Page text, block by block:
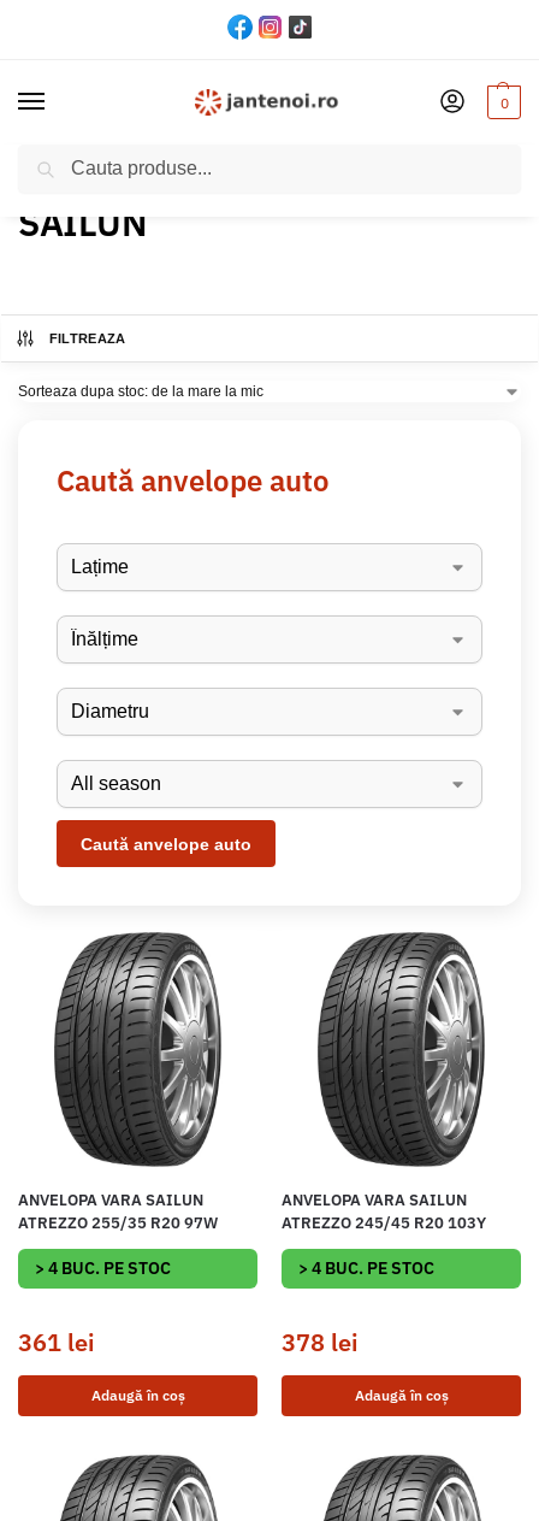
0
Acasă Produs Brand anvelopa
SAILUN
FILTREAZA
Caută anvelope auto
ANVELOPA VARA SAILUN
ATREZZO 255/35 R20 97W
> 4 BUC. PE STOC
361 lei
Adaugă în coș
ANVELOPA VARA SAILUN
ATREZZO 245/45 R20 103Y
> 4 BUC. PE STOC
378 lei
Adaugă în coș